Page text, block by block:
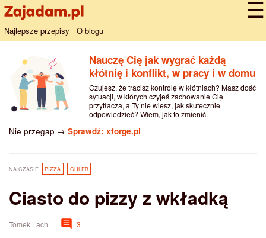
Najlepsze przepisy O blogu
Nauczę Cię jak wygrać każdą
kłótnię i konflikt, w pracy i w domu
Czujesz, że tracisz kontrolę w kłótniach? Masz dość
sytuacji, w których czyjeś zachowanie Cię
przytłacza, a Ty nie wiesz, jak skutecznie
odpowiedzieć? Wiem, jak to zmienić.
Nie przegap → Sprawdź: xforge.pl
NA CZASIE PIZZA CHLEB
Ciasto do pizzy z wkładką
Tomek Lach 3